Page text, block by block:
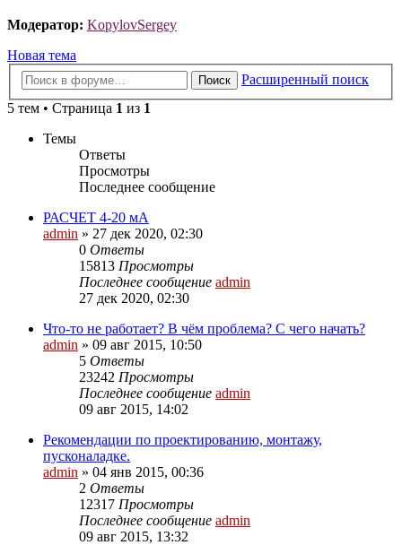
Модератор: KopylovSergey
Новая тема
Поиск
Расширенный поиск
5 тем • Страница 1 из 1
Темы
Ответы
Просмотры
Последнее сообщение
РАСЧЕТ 4-20 мА
admin » 27 дек 2020, 02:30
0 Ответы
15813 Просмотры
Последнее сообщение admin
27 дек 2020, 02:30
Что-то не работает? В чём проблема? С чего начать?
admin » 09 авг 2015, 10:50
5 Ответы
23242 Просмотры
Последнее сообщение admin
09 авг 2015, 14:02
Рекомендации по проектированию, монтажу,
пусконаладке.
admin » 04 янв 2015, 00:36
2 Ответы
12317 Просмотры
Последнее сообщение admin
09 авг 2015, 13:32